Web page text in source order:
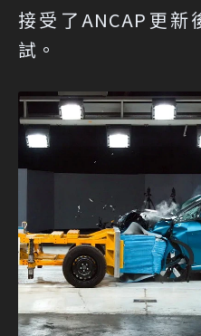
接受了ANCAP更新
試。